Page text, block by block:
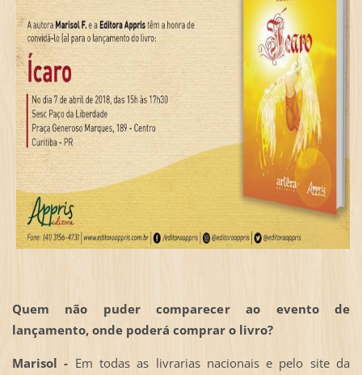
Quem não puder comparecer ao evento de
lançamento, onde poderá comprar o livro?
Marisol - Em todas as livrarias nacionais e pelo site da